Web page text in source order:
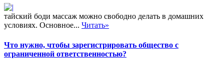
тайский боди массаж можно свободно делать в домашних
условиях. Основное... Читать»
Что нужно, чтобы зарегистрировать общество с
ограниченной ответственностью?